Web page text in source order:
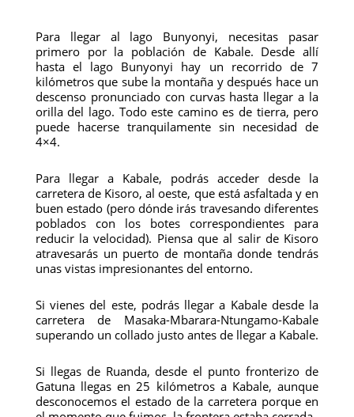
Para llegar al lago Bunyonyi, necesitas pasar
primero por la población de Kabale. Desde allí
hasta el lago Bunyonyi hay un recorrido de 7
kilómetros que sube la montaña y después hace un
descenso pronunciado con curvas hasta llegar a la
orilla del lago. Todo este camino es de tierra, pero
puede hacerse tranquilamente sin necesidad de
4×4.
Para llegar a Kabale, podrás acceder desde la
carretera de Kisoro, al oeste, que está asfaltada y en
buen estado (pero dónde irás travesando diferentes
poblados con los botes correspondientes para
reducir la velocidad). Piensa que al salir de Kisoro
atravesarás un puerto de montaña donde tendrás
unas vistas impresionantes del entorno.
Si vienes del este, podrás llegar a Kabale desde la
carretera de Masaka-Mbarara-Ntungamo-Kabale
superando un collado justo antes de llegar a Kabale.
Si llegas de Ruanda, desde el punto fronterizo de
Gatuna llegas en 25 kilómetros a Kabale, aunque
desconocemos el estado de la carretera porque en